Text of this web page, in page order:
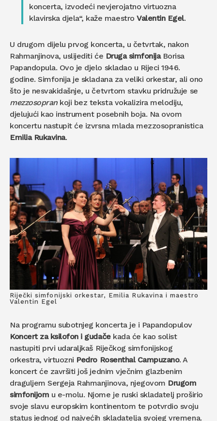
koncerta, izvodeći nevjerojatno virtuozna
klavirska djela“, kaže maestroValentin Egel.
U drugom dijelu prvog koncerta, u četvrtak, nakon
Rahmanjinova, uslijediti će Druga simfonija Borisa
Papandopula. Ovo je djelo skladao u Rijeci 1946.
godine. Simfonija je skladana za veliki orkestar, ali ono
što je nesvakidašnje, u četvrtom stavku pridružuje se
mezzosoprankoji bez teksta vokalizira melodiju,
djelujući kao instrument posebnih boja. Na ovom
koncertu nastupit će izvrsna mlada mezzosopranistica
Emilia Rukavina.
Riječki simfonijski orkestar, Emilia Rukavina i maestro
Valentin Egel
Na programu subotnjeg koncerta je i Papandopulov
Koncert za ksilofon i gudačekada će kao solist
nastupiti prvi udaraljkaš Riječkog simfonijskog
orkestra, virtuozni Pedro Rosenthal Campuzano. A
koncert će završiti još jednim vječnim glazbenim
draguljem Sergeja Rahmanjinova, njegovom Drugom
simfonijom u e-molu. Njome je ruski skladatelj proširio
svoje slavu europskim kontinentom te potvrdio svoju
status jednog od najvećih skladatelja svojeg vremena.